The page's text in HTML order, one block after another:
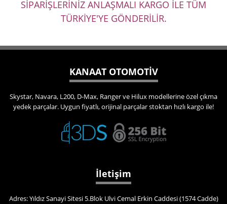
SİPARİŞLERİNİZ ANLAŞMALI KARGO İLE TÜM
TÜRKİYE'YE GÖNDERİLİR.
KANAAT OTOMOTİV
Skystar, Navara, L200, D-Max, Ranger ve Hilux modellerine özel çıkma
yedek parçalar. Uygun fiyatlı, orijinal parçalar stoktan hızlı kargo ile!
İletişim
Adres: Yıldız Sanayi Sitesi 5.Blok Ulvi Cemal Erkin Caddesi (1574 Cadde)